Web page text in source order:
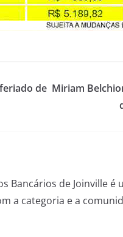
de Miriam
Bancários de Joinville
a categoria e a